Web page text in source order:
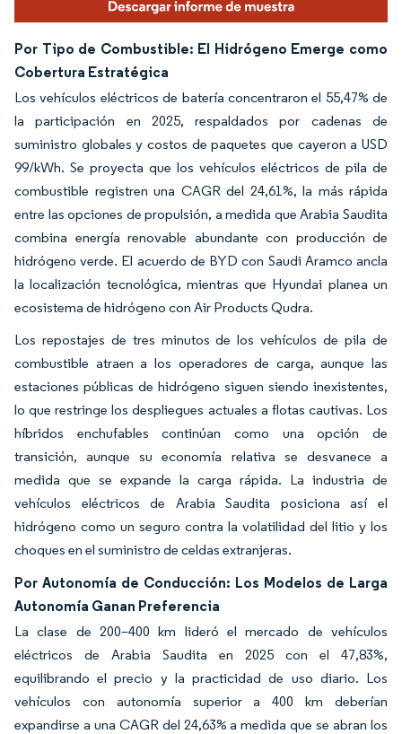
Por Tipo de Combustible: El Hidrógeno Emerge como
Cobertura Estratégica
Los vehículos eléctricos de batería concentraron el 55,47% de
la participación en 2025, respaldados por cadenas de
suministro globales y costos de paquetes que cayeron a USD
99/kWh. Se proyecta que los vehículos eléctricos de pila de
combustible registren una CAGR del 24,61%, la más rápida
entre las opciones de propulsión, a medida que Arabia Saudita
combina energía renovable abundante con producción de
hidrógeno verde. El acuerdo de BYD con Saudi Aramco ancla
la localización tecnológica, mientras que Hyundai planea un
ecosistema de hidrógeno con Air Products Qudra.
Los repostajes de tres minutos de los vehículos de pila de
combustible atraen a los operadores de carga, aunque las
estaciones públicas de hidrógeno siguen siendo inexistentes,
lo que restringe los despliegues actuales a flotas cautivas. Los
híbridos enchufables continúan como una opción de
transición, aunque su economía relativa se desvanece a
medida que se expande la carga rápida. La industria de
vehículos eléctricos de Arabia Saudita posiciona así el
hidrógeno como un seguro contra la volatilidad del litio y los
choques en el suministro de celdas extranjeras.
Por Autonomía de Conducción: Los Modelos de Larga
Autonomía Ganan Preferencia
La clase de 200–400 km lideró el mercado de vehículos
eléctricos de Arabia Saudita en 2025 con el 47,83%,
equilibrando el precio y la practicidad de uso diario. Los
vehículos con autonomía superior a 400 km deberían
expandirse a una CAGR del 24,63% a medida que se abran los